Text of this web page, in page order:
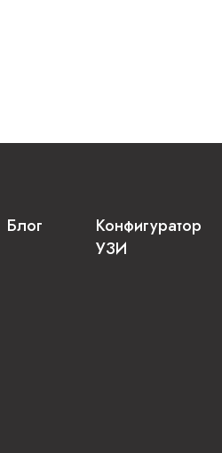
Блог
Конфигуратор
УЗИ